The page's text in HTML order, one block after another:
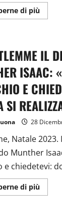
di più
Esteri
Un
Video
Il
Titolo:
“Livelli
Di
A
Gaza”
IL
ISAAC:
E
SI
28
Natale
Munther
e chiedetevi:
di più